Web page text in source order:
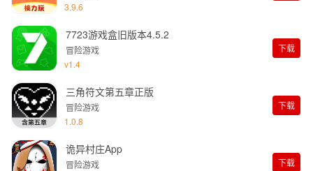
3.9.6
7723游戏盒旧版本4.5.2
冒险游戏
v1.4
下载
三角符文第五章正版
冒险游戏
1.0.8
下载
诡异村庄App
冒险游戏
下载